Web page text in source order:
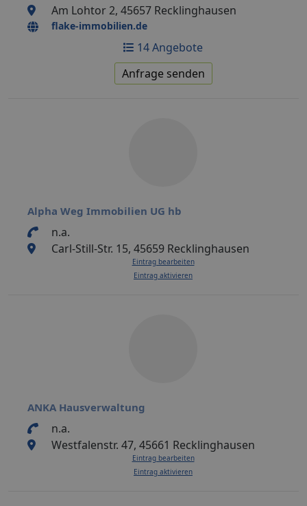
Am Lohtor 2, 45657 Recklinghausen
flake-immobilien.de
14 Angebote
Anfrage senden
Alpha Weg Immobilien UG hb
n.a.
Carl-Still-Str. 15, 45659 Recklinghausen
Eintrag bearbeiten
Eintrag aktivieren
ANKA Hausverwaltung
n.a.
Westfalenstr. 47, 45661 Recklinghausen
Eintrag bearbeiten
Eintrag aktivieren